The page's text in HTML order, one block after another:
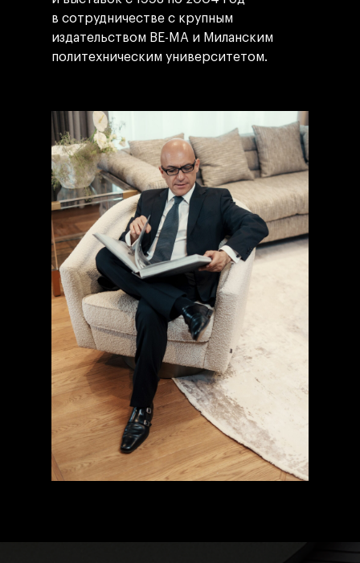
в сотрудничестве с крупным
издательством BE-MA и Миланским
политехническим университетом.